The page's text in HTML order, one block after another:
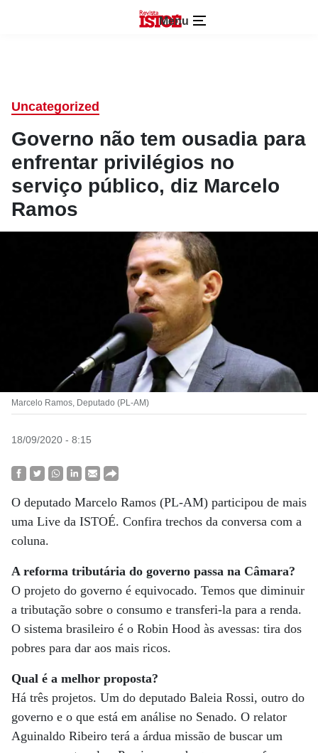
Menu
Uncategorized
Governo não tem ousadia para
enfrentar privilégios no
serviço público, diz Marcelo
Ramos
Marcelo Ramos, Deputado (PL-AM)
18/09/2020 - 8:15
O deputado Marcelo Ramos (PL-AM) participou de mais
uma Live da ISTOÉ. Confira trechos da conversa com a
coluna.
A reforma tributária do governo passa na Câmara?
O projeto do governo é equivocado. Temos que diminuir
a tributação sobre o consumo e transferi-la para a renda.
O sistema brasileiro é o Robin Hood às avessas: tira dos
pobres para dar aos mais ricos.
Qual é a melhor proposta?
Há três projetos. Um do deputado Baleia Rossi, outro do
governo e o que está em análise no Senado. O relator
Aguinaldo Ribeiro terá a árdua missão de buscar um